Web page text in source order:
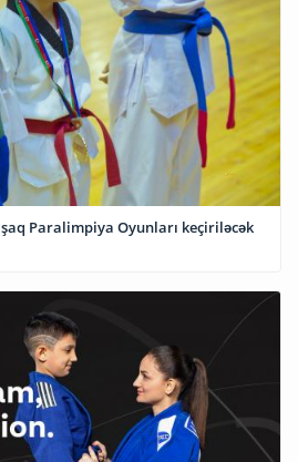
Paralimpiya Oyunları keçiriləcək